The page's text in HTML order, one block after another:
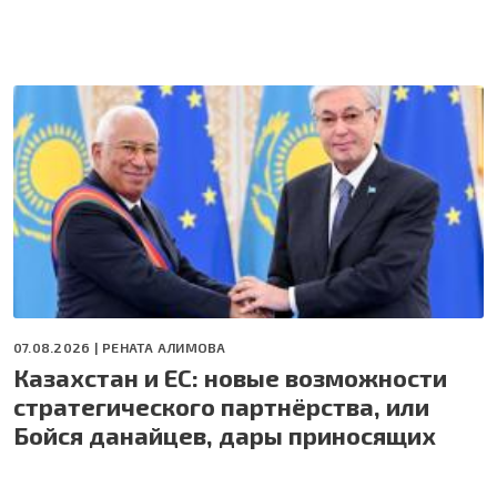
07.08.2026 | РЕНАТА АЛИМОВА
Казахстан и ЕС: новые возможности
стратегического партнёрства, или
Бойся данайцев, дары приносящих